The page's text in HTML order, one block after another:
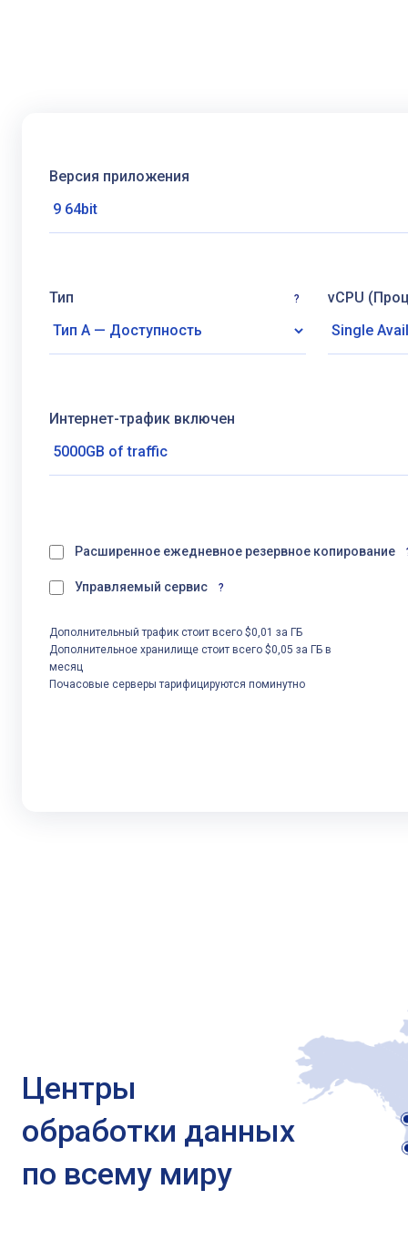
Версия приложения
Тип ? vCPU
Интернет-трафик включен
Расширенное ежедневное резервное копирование
Управляемый сервис ?
Дополнительный трафик стоит всего $0,01 за ГБ
Дополнительное хранилище стоит всего $0,05 за ГБ в
месяц
Почасовые серверы тарифицируются поминутно
Центры
обработки данных
по всему миру